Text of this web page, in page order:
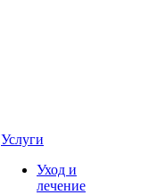
Услуги
Уход и
лечение